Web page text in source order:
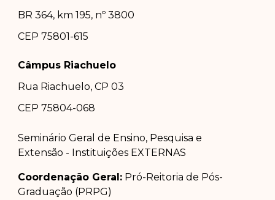
BR 364, km 195, nº 3800
CEP 75801-615
Câmpus Riachuelo
Rua Riachuelo, CP 03
CEP 75804-068
Seminário Geral de Ensino, Pesquisa e
Extensão - Instituições EXTERNAS
Coordenação Geral: Pró-Reitoria de Pós-
Graduação (PRPG)